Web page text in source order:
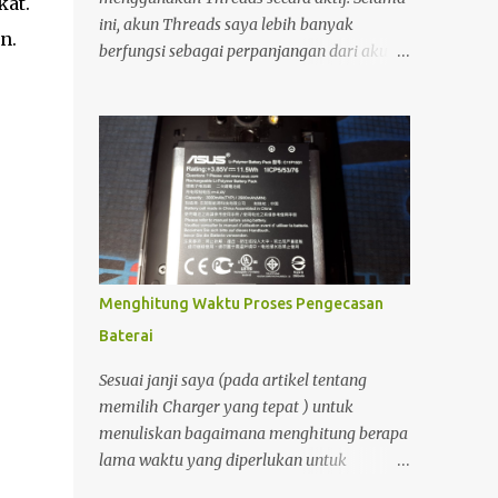
sedari tadi saya bangun.
ini, akun Threads saya lebih banyak
berfungsi sebagai perpanjangan dari akun
Threads. Interaksi yang saya lakukan di
platform tersebut pun relatif minim.
Namun, sekitar setengah bulan yang lalu,
saya mulai kembali aktif membuka dan
menggunakan Threads. Saat menjelajahi
berbagai postingan, saya menemukan
sesuatu yang menarik. Ada seorang pemilik
akun yang menampilkan status bahwa
akun Threads miliknya sudah terhubung
dengan Fediverse . Istilah tersebut cukup
asing bagi saya, sehingga menimbulkan
rasa penasaran.
Menghitung Waktu Proses Pengecasan
Baterai
Sesuai janji saya (pada artikel tentang
memilih Charger yang tepat ) untuk
menuliskan bagaimana menghitung berapa
lama waktu yang diperlukan untuk